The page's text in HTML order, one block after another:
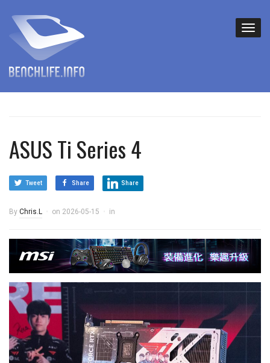
ASUS Ti Series 4
Tweet Share Share
By Chris.L on 2026-05-15 in